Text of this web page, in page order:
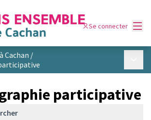
Se connecter
Cachan /
participative